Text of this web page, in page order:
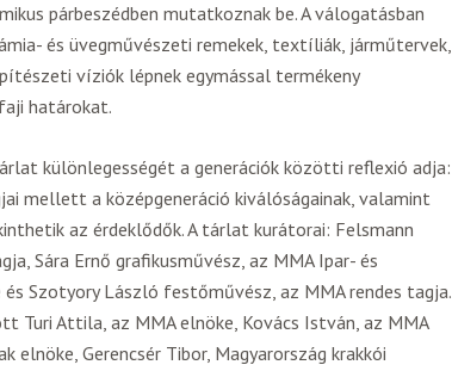
párbeszédben mutatkoznak be. A válogatásban
és üvegművészeti remekek, textíliák, járműtervek,
víziók lépnek egymással termékeny
határokat.
különlegességét a generációk közötti reflexió adja:
mellett a középgeneráció kiválóságainak, valamint
az érdeklődők. A tárlat kurátorai: Felsmann
Sára Ernő grafikusművész, az MMA Ipar- és
Szotyory László festőművész, az MMA rendes tagja.
Turi Attila, az MMA elnöke, Kovács István, az MMA
Gerencsér Tibor, Magyarország krakkói